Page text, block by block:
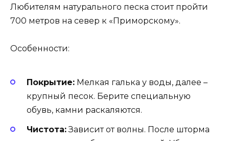
Любителям натурального песка стоит пройти
700 метров на север к «Приморскому».
Особенности:
Покрытие: Мелкая галька у воды, далее –
крупный песок. Берите специальную
обувь, камни раскаляются.
Чистота:Зависит от волны. После шторма